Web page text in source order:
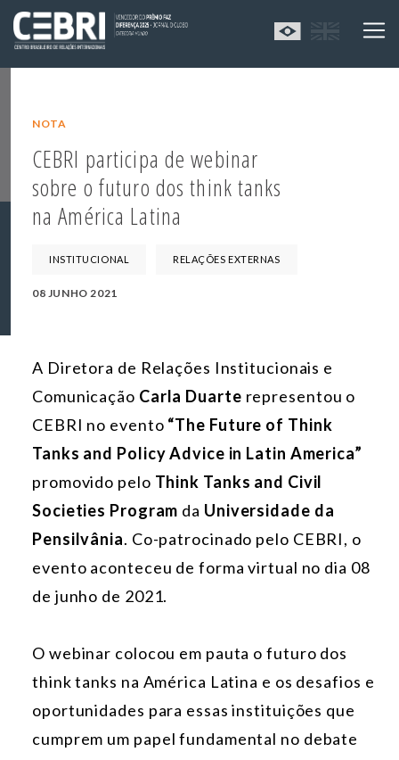
NOTA
CEBRI participa de webinar
sobre o futuro dos think tanks
na América Latina
INSTITUCIONAL RELAÇÕES EXTERNAS
08 JUNHO 2021
A Diretora de Relações Institucionais e
Comunicação Carla Duarte representou o
CEBRI no evento “The Future of Think
Tanks and Policy Advice in Latin America”
promovido pelo Think Tanks and Civil
Societies Program da Universidade da
Pensilvânia. Co-patrocinado pelo CEBRI, o
evento aconteceu de forma virtual no dia 08
de junho de 2021.
O webinar colocou em pauta o futuro dos
think tanks na América Latina e os desafios e
oportunidades para essas instituições que
cumprem um papel fundamental no debate